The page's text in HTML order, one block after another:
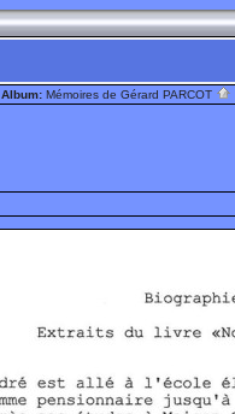
Album: Mémoires de Gérard PARCOT